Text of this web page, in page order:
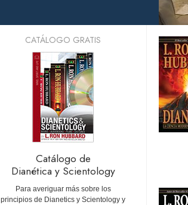
CATÁLOGO GRATIS
Catálogo de
Dianética y Scientology
Para averiguar más sobre los
principios de Dianetics y Scientology y